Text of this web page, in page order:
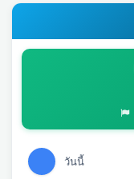
วันนี้